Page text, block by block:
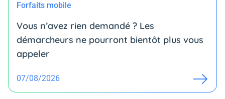
Forfaits mobile
Vous n’avez rien demandé ? Les
démarcheurs ne pourront bientôt plus vous
appeler
07/08/2026